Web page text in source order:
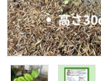
INFORMATIOM
ご利用ガイド
プライバシーポ